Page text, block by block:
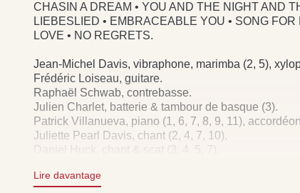
CHASIN A DREAM • YOU AND THE NIGHT AND
LIEBESLIED • EMBRACEABLE YOU • SONG
LOVE • NO REGRETS.
Jean-Michel Davis, vibraphone, marimba (2, 5),
Frédéric Loiseau, guitare.
Raphaël Schwab, contrebasse.
Julien Charlet, batterie & tambour de basque (3).
Patrick Villanueva, piano (1, 6, 7, 8, 9, 11),
Juliette Pearl Davis, chant (2, 4, 7, 10).
Daniel Huck, chant & scat (3, 4, 5, 7).
Lire davantage